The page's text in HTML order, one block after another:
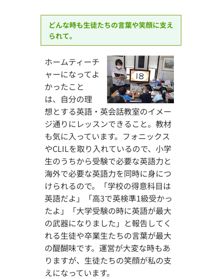
どんな時も生徒たちの言葉や笑顔に支え
られて。
ホームティーチ
ャーになってよ
かったこと
は、自分の理
想とする英語・英会話教室のイメー
ジ通りにレッスンできること。教材
も気に入っています。フォニックス
やCLILを取り入れているので、小学
生のうちから受験で必要な英語力と
海外で必要な英語力を同時に身につ
けられるので。「学校の得意科目は
英語だよ」「高3で英検準1級受かっ
たよ」「大学受験の時に英語が最大
の武器になりました」と報告してく
れる生徒や卒業生たちの言葉が最大
の醍醐味です。運営が大変な時もあ
りますが、生徒たちの笑顔が私の支
えになっています。